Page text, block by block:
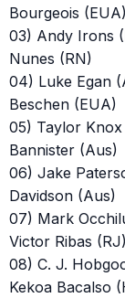
Bourgeois (EUA)
03) Andy Irons
Nunes (RN)
04) Luke Egan
Beschen (EUA)
05) Taylor
Bannister (Aus)
06) Jake
Davidson (Aus)
07) Mark
Victor Ribas (RJ)
08) C. J.
Kekoa Bacalso